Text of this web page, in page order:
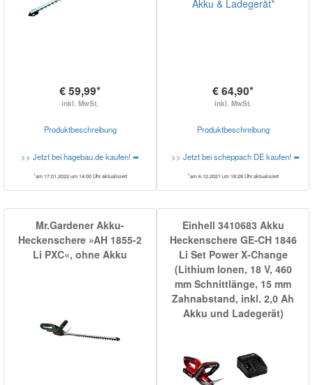
€ 59,99*
inkl. MwSt.
Produktbeschreibung
>> Jetzt bei hagebau.de kaufen! ➥
*am 17.01.2022 um 14:00 Uhr aktualisiert
€ 64,90*
inkl. MwSt.
Produktbeschreibung
>> Jetzt bei scheppach DE kaufen! ➥
*am 6.12.2021 um 18:28 Uhr aktualisiert
Mr.Gardener Akku-
Heckenschere »AH 1855-2
Li PXC«, ohne Akku
Einhell 3410683 Akku
Heckenschere GE-CH 1846
Li Set Power X-Change
(Lithium Ionen, 18 V, 460
mm Schnittlänge, 15 mm
Zahnabstand, inkl. 2,0 Ah
Akku und Ladegerät)